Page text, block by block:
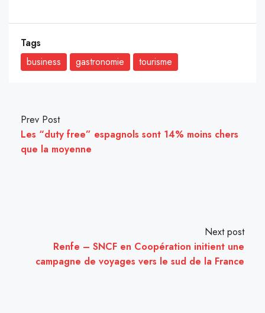
Tags
business
gastronomie tourisme
Prev Post
Les “duty free” espagnols sont 14% moins chers
que la moyenne
Next post
Renfe – SNCF en Coopération initient une
campagne de voyages vers le sud de la France